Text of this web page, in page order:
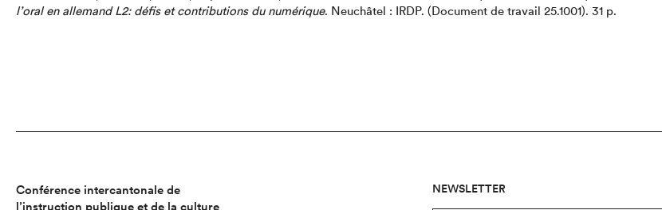
l’oral en allemand L2: défis et contributions du numérique. Neuchâtel : IRDP. (Document de travail 25.1001). 31 p.
Conférence intercantonale de
l’instruction publique et de la culture
NEWSLETTER